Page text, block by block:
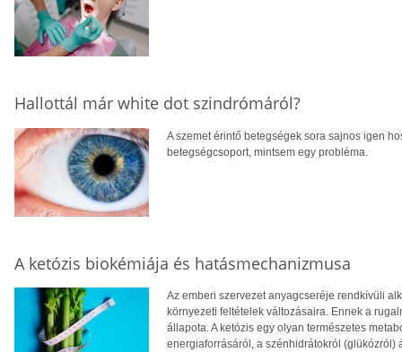
Hallottál már white dot szindrómáról?
A szemet érintő betegségek sora sajnos igen
betegségcsoport, mintsem egy probléma.
A ketózis biokémiája és hatásmechanizmusa
Az emberi szervezet anyagcseréje rendkívüli
környezeti feltételek változásaira. Ennek a
állapota. A ketózis egy olyan természetes
energiaforrásáról, a szénhidrátokról (glükózról)